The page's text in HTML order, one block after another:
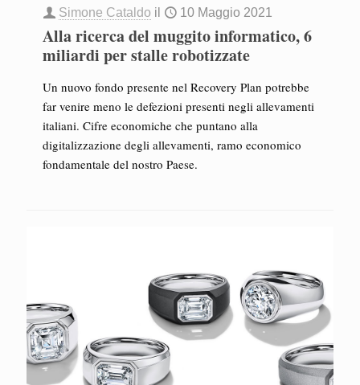
Simone Cataldo il 10 Maggio 2021
Alla ricerca del muggito informatico, 6
miliardi per stalle robotizzate
Un nuovo fondo presente nel Recovery Plan potrebbe
far venire meno le defezioni presenti negli allevamenti
italiani. Cifre economiche che puntano alla
digitalizzazione degli allevamenti, ramo economico
fondamentale del nostro Paese.